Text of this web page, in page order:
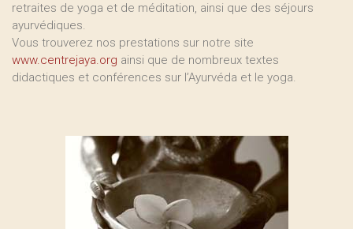
retraites de yoga et de méditation, ainsi que des séjours
ayurvédiques.
Vous trouverez nos prestations sur notre site
www.centrejaya.org ainsi que de nombreux textes
didactiques et conférences sur l’Ayurvéda et le yoga.